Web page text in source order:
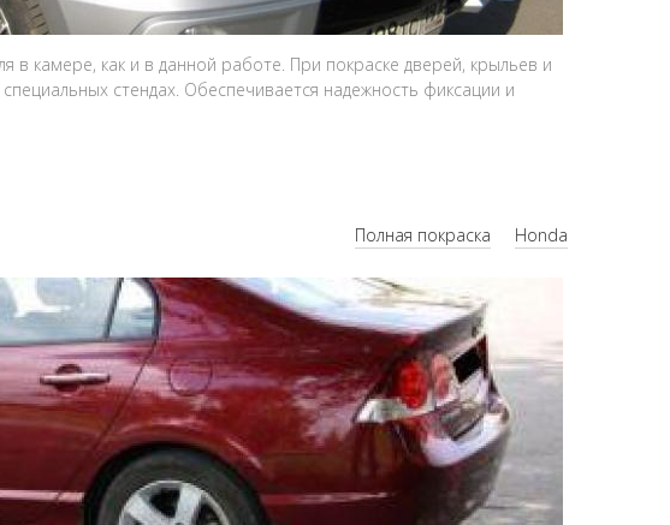
в камере, как и в данной работе. При покраске дверей, крыльев и
стендах. Обеспечивается надежность фиксации и
Полная покраска Honda